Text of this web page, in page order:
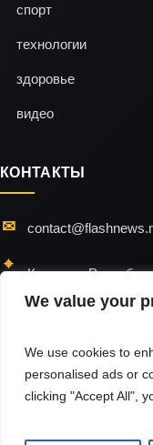
We value your
We use cookies to
personalised ads or
clicking "Accept All",
спорт
технологии
здоровье
видео
КОНТАКТЫ
Кишинэу,
flashnews © 2026 / All
гиперссылки на источник.